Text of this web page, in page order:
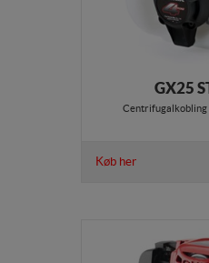
GX25
Køb her